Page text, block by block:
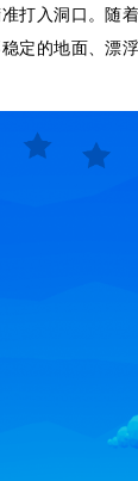
打入洞口。随
定的地面、漂